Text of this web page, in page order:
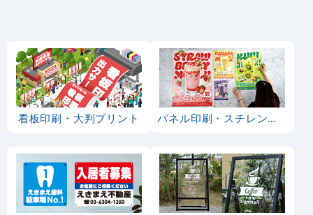
看板印刷・大判プリント パネル印刷・スチレンボード